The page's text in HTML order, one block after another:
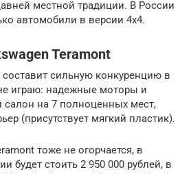
местной традиции. В России
автомобили в версии 4х4.
Teramont
сильную конкуренцию в
играю: надежные моторы и
салон на 7 полноценных мест,
(присутствует мягкий пластик).
тоже не огорчается, в
будет стоить 2 950 000 рублей, в